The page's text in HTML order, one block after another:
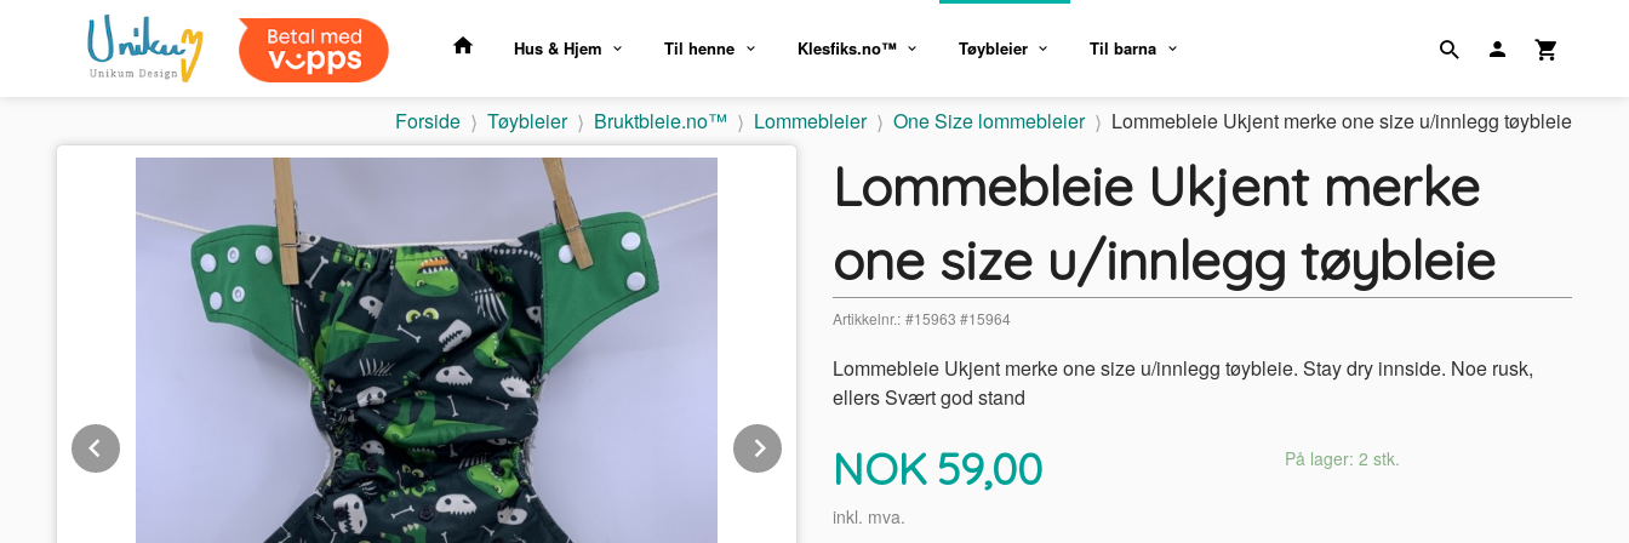
Hus & Hjem Til henne Klesfiks.no™ Tøybleier Til barna
Forside Tøybleier Bruktbleie.no™ Lommebleier One Size lommebleier Lommebleie Ukjent merke one size u/innlegg tøybleie
Lommebleie Ukjent merke
one size u/innlegg tøybleie
Artikkelnr.: #15963 #15964
Lommebleie Ukjent merke one size u/innlegg tøybleie. Stay dry innside. Noe rusk,
ellers Svært god stand
Pris
NOK 59,00
inkl. mva.
På lager: 2 stk.